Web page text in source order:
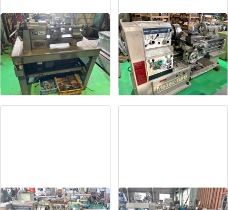
卓上旋盤
メーカー エグロ
形 式LB8-4B
式1973
6尺旋盤
メーカー マザック
形 式MK-860S
年 式1989
6尺旋盤 7尺旋盤